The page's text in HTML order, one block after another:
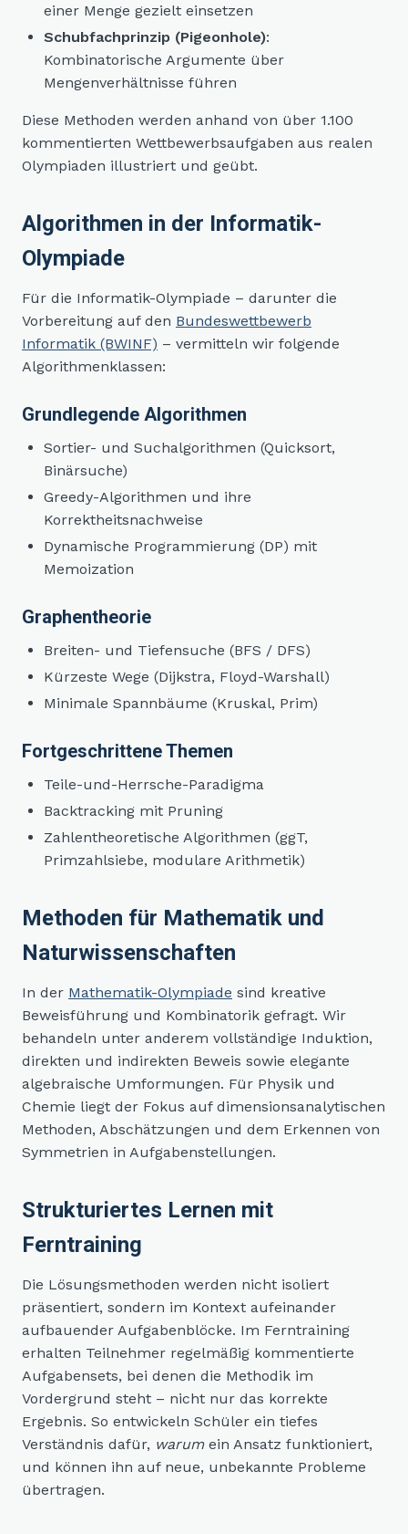
einer Menge gezielt einsetzen
Schubfachprinzip (Pigeonhole):
Kombinatorische Argumente über
Mengenverhältnisse führen
Diese Methoden werden anhand von über 1.100
kommentierten Wettbewerbsaufgaben aus realen
Olympiaden illustriert und geübt.
Algorithmen in der Informatik-
Olympiade
Für die Informatik-Olympiade – darunter die
Vorbereitung auf den Bundeswettbewerb
Informatik (BWINF) – vermitteln wir folgende
Algorithmenklassen:
Grundlegende Algorithmen
Sortier- und Suchalgorithmen (Quicksort,
Binärsuche)
Greedy-Algorithmen und ihre
Korrektheitsnachweise
Dynamische Programmierung (DP) mit
Memoization
Graphentheorie
Breiten- und Tiefensuche (BFS / DFS)
Kürzeste Wege (Dijkstra, Floyd-Warshall)
Minimale Spannbäume (Kruskal, Prim)
Fortgeschrittene Themen
Teile-und-Herrsche-Paradigma
Backtracking mit Pruning
Zahlentheoretische Algorithmen (ggT,
Primzahlsiebe, modulare Arithmetik)
Methoden für Mathematik und
Naturwissenschaften
In der Mathematik-Olympiade sind kreative
Beweisführung und Kombinatorik gefragt. Wir
behandeln unter anderem vollständige Induktion,
direkten und indirekten Beweis sowie elegante
algebraische Umformungen. Für Physik und
Chemie liegt der Fokus auf dimensionsanalytischen
Methoden, Abschätzungen und dem Erkennen von
Symmetrien in Aufgabenstellungen.
Strukturiertes Lernen mit
Ferntraining
Die Lösungsmethoden werden nicht isoliert
präsentiert, sondern im Kontext aufeinander
aufbauender Aufgabenblöcke. Im Ferntraining
erhalten Teilnehmer regelmäßig kommentierte
Aufgabensets, bei denen die Methodik im
Vordergrund steht – nicht nur das korrekte
Ergebnis. So entwickeln Schüler ein tiefes
Verständnis dafür, warumein Ansatz funktioniert,
und können ihn auf neue, unbekannte Probleme
übertragen.